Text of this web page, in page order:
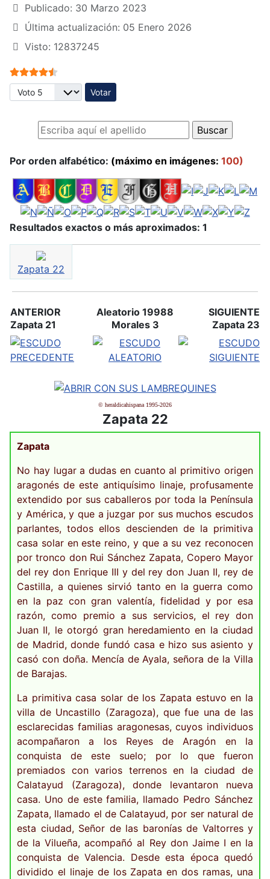
Publicado: 30 Marzo 2023
Última actualización: 05 Enero 2026
Visto: 12837245
Ratio:4.5/
Por favor, vote
Por orden alfabético: (máximo en imágenes: 100)
Resultados exactos o más aproximados: 1
Zapata 22
ANTERIOR
Zapata 21
Aleatorio 19988
Morales 3
SIGUIENTE
Zapata 23
© heraldicahispana 1995-2026
Zapata 22
Zapata
No hay lugar a dudas en cuanto al primitivo origen
aragonés de este antiquísimo linaje, profusamente
extendido por sus caballeros por toda la Península
y América, y que a juzgar por sus muchos escudos
parlantes, todos ellos descienden de la primitiva
casa solar en este reino, y que a su vez reconocen
por tronco don Rui Sánchez Zapata, Copero Mayor
del rey don Enrique III y del rey don Juan II, rey de
Castilla, a quienes sirvió tanto en la guerra como
en la paz con gran valentía, fidelidad y por esa
razón, como premio a sus servicios, el rey don
Juan II, le otorgó gran heredamiento en la ciudad
de Madrid, donde fundó casa e hizo sus asiento y
casó con doña. Mencía de Ayala, señora de la Villa
de Barajas.
La primitiva casa solar de los Zapata estuvo en la
villa de Uncastillo (Zaragoza), que fue una de las
esclarecidas familias aragonesas, cuyos individuos
acompañaron a los Reyes de Aragón en la
conquista de este suelo; por lo que fueron
premiados con varios terrenos en la ciudad de
Calatayud (Zaragoza), donde levantaron nueva
casa. Uno de este familia, llamado Pedro Sánchez
Zapata, llamado el de Calatayud, por ser natural de
esta ciudad, Señor de las baronías de Valtorres y
de la Vilueña, acompañó al Rey don Jaime I en la
conquista de Valencia. Desde esta época quedó
dividido el linaje de los Zapata en dos ramas, una